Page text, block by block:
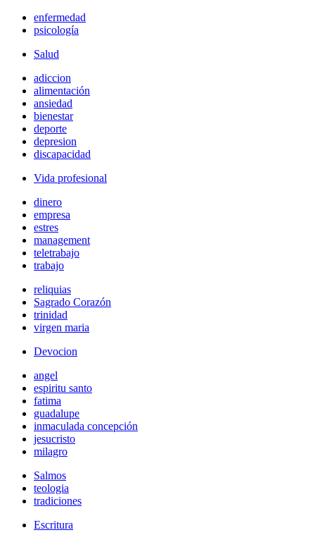
enfermedad
psicología
Salud
adiccion
alimentación
ansiedad
bienestar
deporte
depresion
discapacidad
Vida profesional
dinero
empresa
estres
management
teletrabajo
trabajo
reliquias
Sagrado Corazón
trinidad
virgen maria
Devocion
angel
espiritu santo
fatima
guadalupe
inmaculada concepción
jesucristo
milagro
Salmos
teologia
tradiciones
Escritura